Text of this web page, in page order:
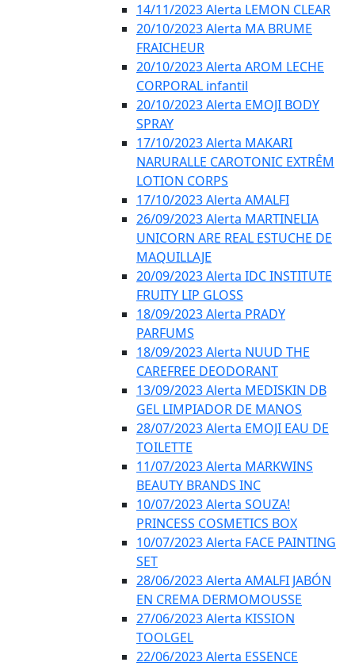
14/11/2023 Alerta LEMON CLEAR
20/10/2023 Alerta MA BRUME
FRAICHEUR
20/10/2023 Alerta AROM LECHE
CORPORAL infantil
20/10/2023 Alerta EMOJI BODY
SPRAY
17/10/2023 Alerta MAKARI
NARURALLE CAROTONIC EXTRÊM
LOTION CORPS
17/10/2023 Alerta AMALFI
26/09/2023 Alerta MARTINELIA
UNICORN ARE REAL ESTUCHE DE
MAQUILLAJE
20/09/2023 Alerta IDC INSTITUTE
FRUITY LIP GLOSS
18/09/2023 Alerta PRADY
PARFUMS
18/09/2023 Alerta NUUD THE
CAREFREE DEODORANT
13/09/2023 Alerta MEDISKIN DB
GEL LIMPIADOR DE MANOS
28/07/2023 Alerta EMOJI EAU DE
TOILETTE
11/07/2023 Alerta MARKWINS
BEAUTY BRANDS INC
10/07/2023 Alerta SOUZA!
PRINCESS COSMETICS BOX
10/07/2023 Alerta FACE PAINTING
SET
28/06/2023 Alerta AMALFI JABÓN
EN CREMA DERMOMOUSSE
27/06/2023 Alerta KISSION
TOOLGEL
22/06/2023 Alerta ESSENCE